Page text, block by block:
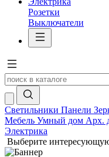
Розетки
Выключатели
Светильники Панели
Мебель Умный дом Арх.
Электрика
Выберите